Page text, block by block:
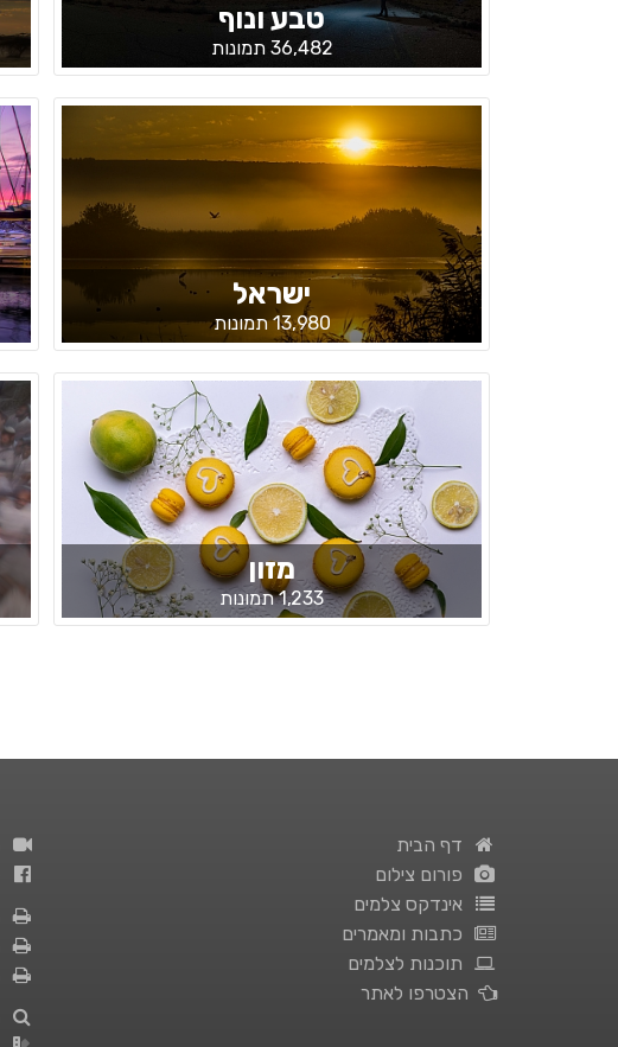
טבע ונוף
36,482 תמונות
ישראל
13,980 תמונות
מזון
1,233 תמונות
דף הבית
פורום צילום
אינדקס צלמים
כתבות ומאמרים
תוכנות לצלמים
הצטרפו לאתר